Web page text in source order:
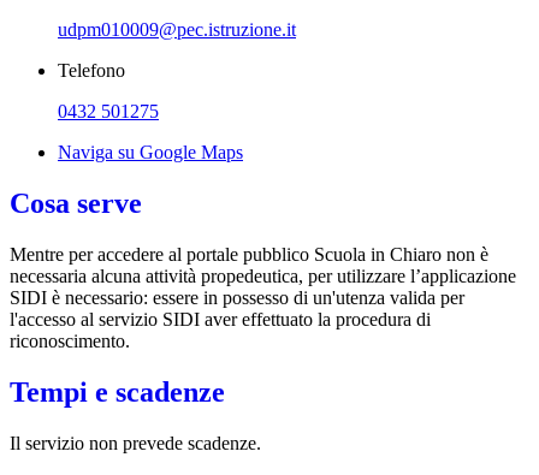
udpm010009@pec.istruzione.it
Telefono
0432 501275
Naviga su Google Maps
Cosa serve
Mentre per accedere al portale pubblico Scuola in Chiaro non è
necessaria alcuna attività propedeutica, per utilizzare l’applicazione
SIDI è necessario: essere in possesso di un'utenza valida per
l'accesso al servizio SIDI aver effettuato la procedura di
riconoscimento.
Tempi e scadenze
Il servizio non prevede scadenze.